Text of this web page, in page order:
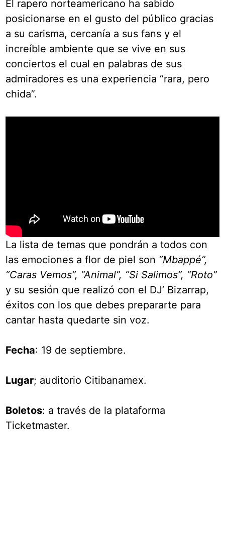
El rapero norteamericano ha sabido
posicionarse en el gusto del público gracias
a su carisma, cercanía a sus fans y el
increíble ambiente que se vive en sus
conciertos el cual en palabras de sus
admiradores es una experiencia “rara, pero
chida”.
La lista de temas que pondrán a todos con
las emociones a flor de piel son “Mbappé”,
“Caras Vemos”, “Animal”, “Si Salimos”, “Roto”
y su sesión que realizó con el DJ’ Bizarrap,
éxitos con los que debes prepararte para
cantar hasta quedarte sin voz.
Fecha: 19 de septiembre.
Lugar; auditorio Citibanamex.
Boletos: a través de la plataforma
Ticketmaster.